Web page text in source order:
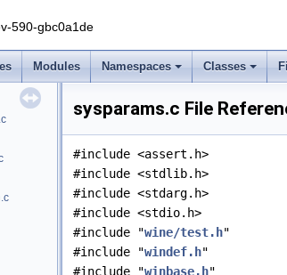
590-gbc0a1de
Modules Namespaces Classes
sysparams.c File
#include <assert.h>
#include <stdlib.h>
#include <stdarg.h>
#include <stdio.h>
#include "wine/test.h"
#include "windef.h"
#include "winbase.h"